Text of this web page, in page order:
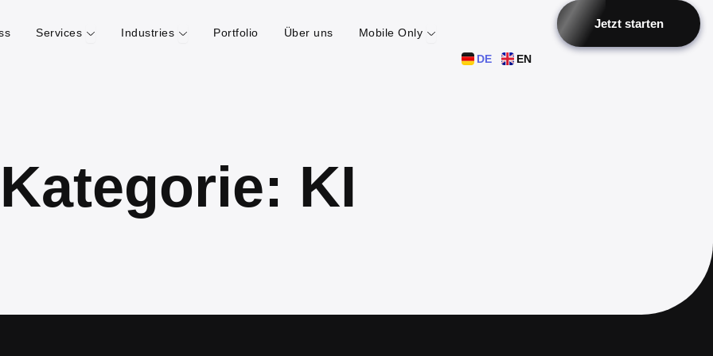
Services Öffne Services
Industries Öffne Industries
Portfolio Über uns Mobile Only Öffne Mobile Only
DE EN
Jetzt starten
Kategorie: KI